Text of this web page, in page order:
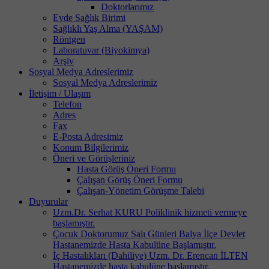
Doktorlarımız
Evde Sağlık Birimi
Sağlıklı Yaş Alma (YAŞAM)
Röntgen
Laboratuvar (Biyokimya)
Arşiv
Sosyal Medya Adreslerimiz
Sosyal Medya Adreslerimiz
İletişim / Ulaşım
Telefon
Adres
Fax
E-Posta Adresimiz
Konum Bilgilerimiz
Öneri ve Görüşleriniz
Hasta Görüş Öneri Formu
Çalışan Görüş Öneri Formu
Çalışan-Yönetim Görüşme Talebi
Duyurular
Uzm.Dr. Serhat KURU Poliklinik hizmeti vermeye
başlamıştır.
Çocuk Doktorumuz Salı Günleri Balya İlçe Devlet
Hastanemizde Hasta Kabulüne Başlamıştır.
İç Hastalıkları (Dahiliye) Uzm. Dr. Erencan İLTEN
Hastanemizde hasta kabulüne başlamıştır.